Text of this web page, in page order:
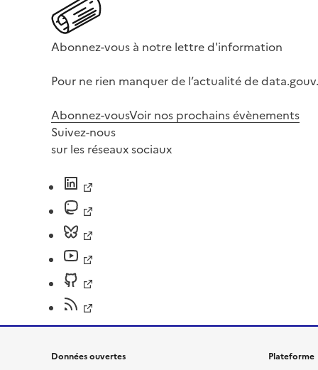
Abonnez-vous à notre lettre d'information
Pour ne rien manquer de l’actualité de
Abonnez-vousVoir nos prochains évènements
Suivez-nous
sur les réseaux sociaux
Données ouvertes Plateforme